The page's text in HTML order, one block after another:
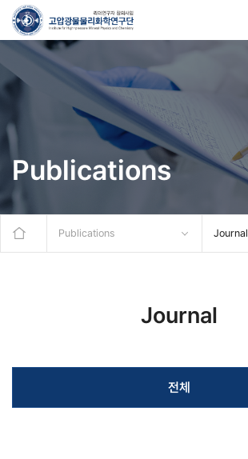
Publications
Publications Journal
Journal
전체